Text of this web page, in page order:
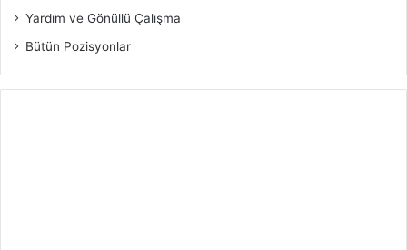
Yardım ve Gönüllü Çalışma
Bütün Pozisyonlar